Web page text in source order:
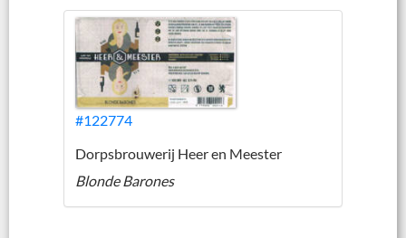
#122774
Dorpsbrouwerij Heer en Meester
Blonde Barones